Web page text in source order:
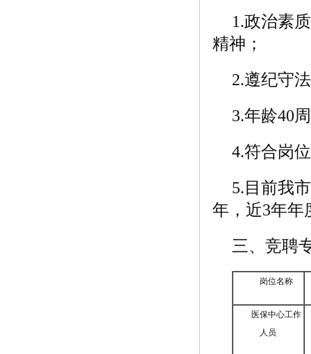
1.政治素
精神；
2.遵纪守
3.年龄40
4.符合岗
5.目前我
年，近3年年
三、竞聘
岗位名称
医保中心工作
人员